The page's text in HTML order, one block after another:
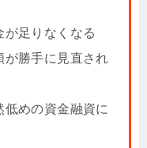
が足りなくなる
が勝手に見直され
低めの資金融資に